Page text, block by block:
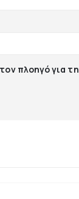
πλοηγό για